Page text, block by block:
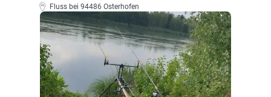
Fluss bei 94486 Osterhofen